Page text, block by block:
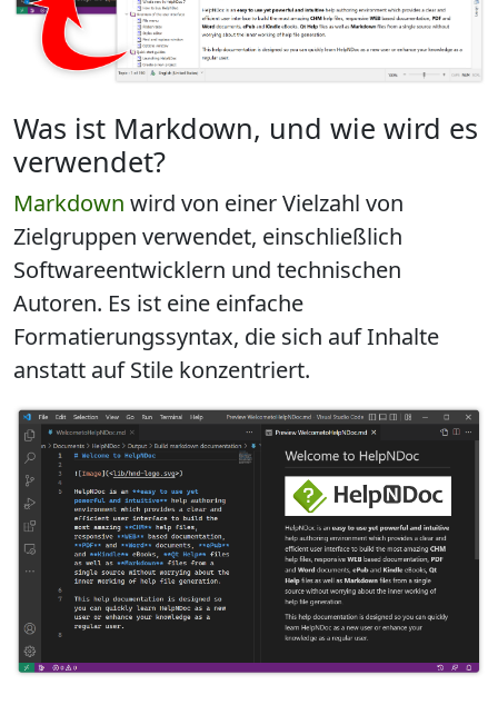
Was ist Markdown, und wie wird es
verwendet?
Markdown wird von einer Vielzahl von
Zielgruppen verwendet, einschließlich
Softwareentwicklern und technischen
Autoren. Es ist eine einfache
Formatierungssyntax, die sich auf Inhalte
anstatt auf Stile konzentriert.